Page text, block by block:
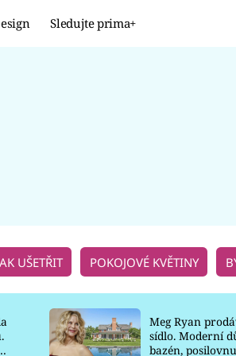
Sledujte prima+
UŠETŘIT POKOJOVÉ KVĚTINY
Meg Ryan
sídlo. Moderní
bazén,